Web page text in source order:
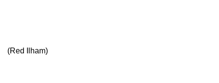
(Red Ilham)